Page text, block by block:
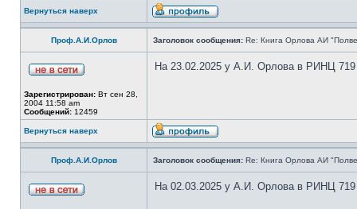
Вернуться наверх
Проф.А.И.Орлов Заголовок сообщения: Re: Книга Орлова АИ
Зарегистрирован: Вт сен 28,
2004 11:58 am
Сообщений: 12459
На 23.02.2025 у А.И. Орлова в РИНЦ 719
Вернуться наверх
Проф.А.И.Орлов Заголовок сообщения: Re: Книга Орлова АИ
На 02.03.2025 у А.И. Орлова в РИНЦ 719